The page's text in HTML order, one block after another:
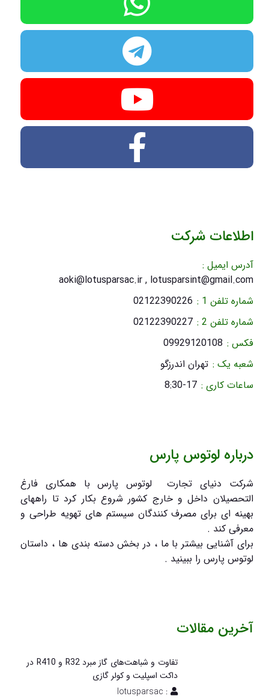
اطلاعات شرکت
آدرس ایمیل :
aoki@lotusparsac.ir , lotusparsint@gmail.com
شماره تلفن 1 :
02122390226
شماره تلفن 2 :
02122390227
فکس : 09929120108
شعبه یک : تهران اندرزگو
ساعات کاری : 8:30-17
درباره لوتوس پارس
شرکت دنیای تجارت لوتوس پارس با همکاری فارغ
التحصیلان داخل و خارج کشور شروع بکار کرد تا راههای
بهینه ای برای مصرف کنندگان سیستم های تهویه طراحی و
معرفی کند .
برای آشنایی بیشتر با ما ، در بخش دسته بندی ها ، داستان
لوتوس پارس را ببینید .
آخرین مقالات
تفاوت و شباهت‌های گاز مبرد R32 و R410 در
داکت اسپلیت و کولر گازی
: lotusparsac